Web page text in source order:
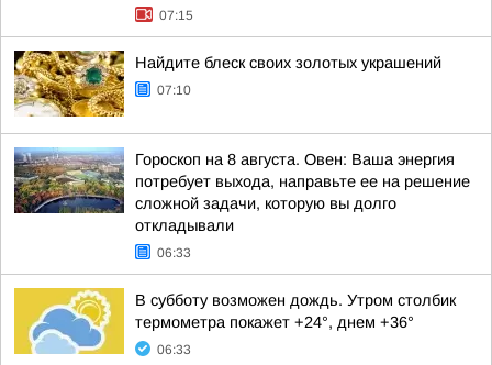
07:15
Найдите блеск своих золотых украшений
07:10
Гороскоп на 8 августа. Овен: Ваша энергия
потребует выхода, направьте ее на решение
сложной задачи, которую вы долго
откладывали
06:33
В субботу возможен дождь. Утром столбик
термометра покажет +24°, днем +36°
06:33